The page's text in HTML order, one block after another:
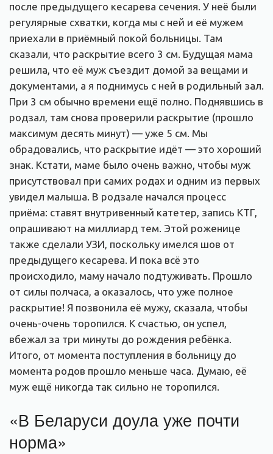
после предыдущего кесарева сечения. У неё были
регулярные схватки, когда мы с ней и её мужем
приехали в приёмный покой больницы. Там
сказали, что раскрытие всего 3 см. Будущая мама
решила, что её муж съездит домой за вещами и
документами, а я поднимусь с ней в родильный зал.
При 3 см обычно времени ещё полно. Поднявшись в
родзал, там снова проверили раскрытие (прошло
максимум десять минут) — уже 5 см. Мы
обрадовались, что раскрытие идёт — это хороший
знак. Кстати, маме было очень важно, чтобы муж
присутствовал при самих родах и одним из первых
увидел малыша. В родзале начался процесс
приёма: ставят внутривенный катетер, запись КТГ,
опрашивают на миллиард тем. Этой роженице
также сделали УЗИ, поскольку имелся шов от
предыдущего кесарева. И пока всё это
происходило, маму начало подтуживать. Прошло
от силы полчаса, а оказалось, что уже полное
раскрытие! Я позвонила её мужу, сказала, чтобы
очень-очень торопился. К счастью, он успел,
вбежал за три минуты до рождения ребёнка.
Итого, от момента поступления в больницу до
момента родов прошло меньше часа. Думаю, её
муж ещё никогда так сильно не торопился.
«В Беларуси доула уже почти
норма»